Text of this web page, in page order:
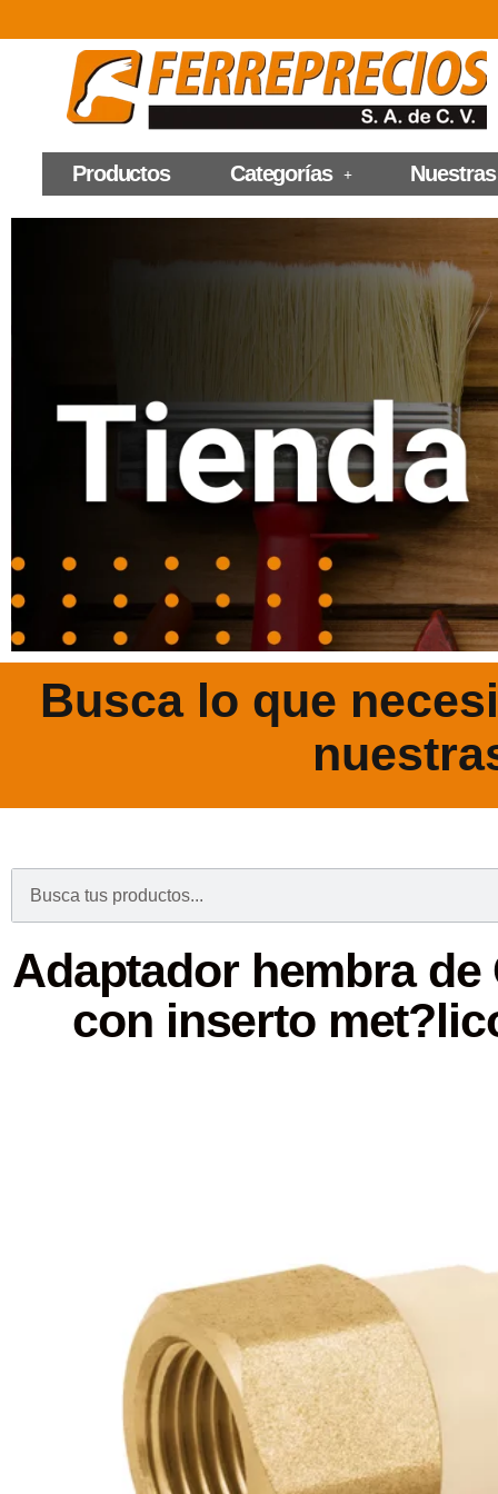
Productos Categorías
Busca lo que
Adaptador hembra de
con inserto